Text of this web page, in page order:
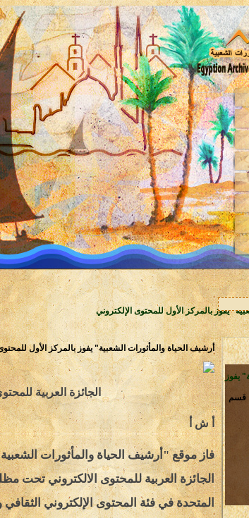
يفوز بالمركز الأول للمحتوى الإلكتروني
يفوز
07/12/2013 - قسم
أرشيف الحياة والمأثورات الشعبية" يفوز بالمركز الأول
الجائزة العربية
أ ش أ
فاز موقع "أرشيف الحياة والمأثورات
الجائزة العربية للمحتوى الالكتروني تحت
المتحدة في فئة المحتوى الإلكتروني الثقافي